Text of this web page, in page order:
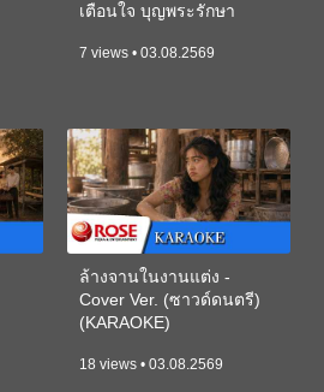
เตือนใจ บุญพระรักษา
7 views • 03.08.2569
ล้างจานในงานแต่ง -
Cover Ver. (ซาวด์ดนตรี)
(KARAOKE)
18 views • 03.08.2569